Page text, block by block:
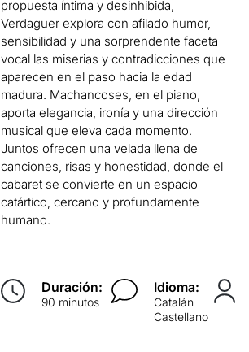
propuesta íntima y desinhibida,
Verdaguer explora con afilado humor,
sensibilidad y una sorprendente faceta
vocal las miserias y contradicciones que
aparecen en el paso hacia la edad
madura. Machancoses, en el piano,
aporta elegancia, ironía y una dirección
musical que eleva cada momento.
Juntos ofrecen una velada llena de
canciones, risas y honestidad, donde el
cabaret se convierte en un espacio
catártico, cercano y profundamente
humano.
Duración:
90 minutos
Idioma:
Catalán
Castellano